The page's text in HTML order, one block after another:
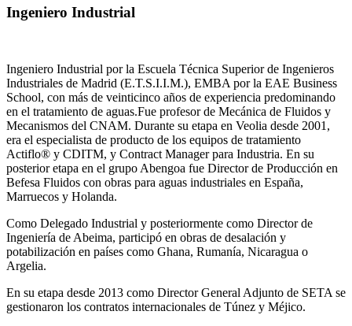
Ingeniero Industrial
Ingeniero Industrial por la Escuela Técnica Superior de Ingenieros
Industriales de Madrid (E.T.S.I.I.M.), EMBA por la EAE Business
School, con más de veinticinco años de experiencia predominando
en el tratamiento de aguas.Fue profesor de Mecánica de Fluidos y
Mecanismos del CNAM. Durante su etapa en Veolia desde 2001,
era el especialista de producto de los equipos de tratamiento
Actiflo® y CDITM, y Contract Manager para Industria. En su
posterior etapa en el grupo Abengoa fue Director de Producción en
Befesa Fluidos con obras para aguas industriales en España,
Marruecos y Holanda.
Como Delegado Industrial y posteriormente como Director de
Ingeniería de Abeima, participó en obras de desalación y
potabilización en países como Ghana, Rumanía, Nicaragua o
Argelia.
En su etapa desde 2013 como Director General Adjunto de SETA se
gestionaron los contratos internacionales de Túnez y Méjico.